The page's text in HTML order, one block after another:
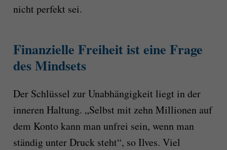
nicht perfekt sei.
Finanzielle Freiheit ist eine Frage
des Mindsets
Der Schlüssel zur Unabhängigkeit liegt in der
inneren Haltung. „Selbst mit zehn Millionen auf
dem Konto kann man unfrei sein, wenn man
ständig unter Druck steht“, so Ilves. Viel